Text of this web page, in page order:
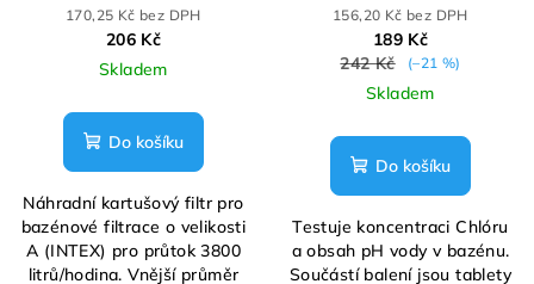
170,25 Kč bez DPH
206 Kč
Skladem
Do košíku
Náhradní kartušový filtr pro
bazénové filtrace o velikosti
A (INTEX) pro průtok 3800
litrů/hodina. Vnější průměr
156,20 Kč bez DPH
189 Kč
242 Kč
(–21 %)
Skladem
Do košíku
Testuje koncentraci Chlóru
a obsah pH vody v bazénu.
Součástí balení jsou tablety